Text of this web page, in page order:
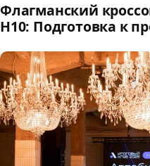
Флагманский
H10: Подготовка к